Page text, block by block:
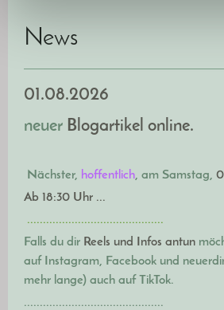
News
01.08.2026
neuer Blogartikel online.
Nächster, hoffentlich, am Samstag,
Ab 18:30 Uhr ...
...........................................
Falls du dir Reels und Infos antun
auf Instagram, Facebook und
mehr lange) auch auf TikTok.
............................................